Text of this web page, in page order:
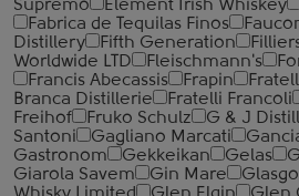
Supremo
Element Irish Whiskey
Fabrica de Tequilas Finos
Distillery
Fifth Generation
Worldwide LTD
Fleischmann's
Francis Abecassis
Frapin
Branca Distillerie
Fratelli ‎Francoli
Freihof
Fruko Schulz G & J
Santoni
Gagliano Marcati
Gastronom
Gekkeikan Gelas
Giarola Savem
Gin Mare